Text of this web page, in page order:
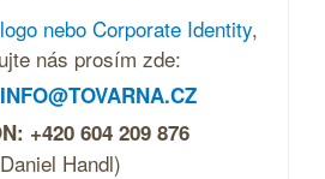
logo nebo Corporate Identity,
nás prosím zde:
INFO@TOVARNA.CZ
+420 604 209 876
Handl)